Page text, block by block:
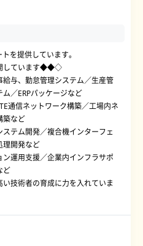
を提供しています。
しています◆◆◇
与、勤怠管理システム／生産管
／ERPパッケージなど
通信ネットワーク構築／工場内ネ
築など
テム開発／複合機インターフェ
理開発など
運用支援／企業内インフラサポ
ど
技術者の育成に力を入れていま